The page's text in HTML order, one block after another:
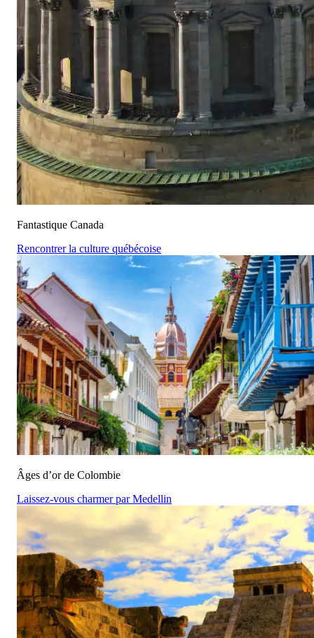
Fantastique Canada
Rencontrer la culture québécoise
Âges d’or de Colombie
Laissez-vous charmer par Medellin